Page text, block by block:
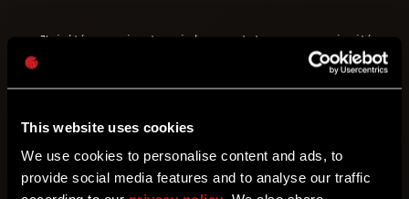
This website uses cookies
We use cookies to personalise content and ads, to
provide social media features and to analyse our traffic
« J'ai été surpris et ravi de constater que nos invités
avaient des expériences et des compétences
uniques, adaptées à des domaines différents et à
d'une équipe soudée qui créait ses propres jeux
depuis des années. Parfois, j'avais l'impression qu'ils
en savaient plus sur nos outils que nos
développeurs ou que moi ! J'ai aussi eu l'impression